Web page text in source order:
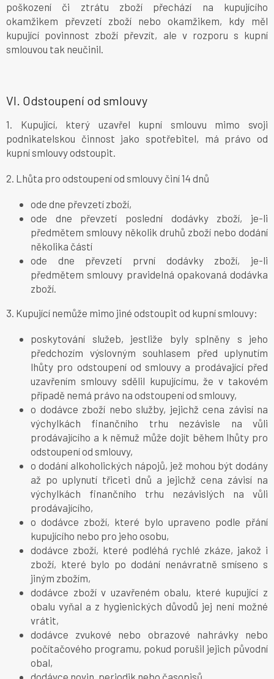
poškození či ztrátu zboží přechází na kupujícího
okamžikem převzetí zboží nebo okamžikem, kdy měl
kupující povinnost zboží převzít, ale v rozporu s kupní
smlouvou tak neučinil.
VI. Odstoupení od smlouvy
1. Kupující, který uzavřel kupní smlouvu mimo svoji
podnikatelskou činnost jako spotřebitel, má právo od
kupní smlouvy odstoupit.
2. Lhůta pro odstoupení od smlouvy činí 14 dnů
ode dne převzetí zboží,
ode dne převzetí poslední dodávky zboží, je-li
předmětem smlouvy několik druhů zboží nebo dodání
několika částí
ode dne převzetí první dodávky zboží, je-li
předmětem smlouvy pravidelná opakovaná dodávka
zboží.
3. Kupující nemůže mimo jiné odstoupit od kupní smlouvy:
poskytování služeb, jestliže byly splněny s jeho
předchozím výslovným souhlasem před uplynutím
lhůty pro odstoupení od smlouvy a prodávající před
uzavřením smlouvy sdělil kupujícímu, že v takovém
případě nemá právo na odstoupení od smlouvy,
o dodávce zboží nebo služby, jejichž cena závisí na
výchylkách finančního trhu nezávisle na vůli
prodávajícího a k němuž může dojít během lhůty pro
odstoupení od smlouvy,
o dodání alkoholických nápojů, jež mohou být dodány
až po uplynutí třiceti dnů a jejichž cena závisí na
výchylkách finančního trhu nezávislých na vůli
prodávajícího,
o dodávce zboží, které bylo upraveno podle přání
kupujícího nebo pro jeho osobu,
dodávce zboží, které podléhá rychlé zkáze, jakož i
zboží, které bylo po dodání nenávratně smíseno s
jiným zbožím,
dodávce zboží v uzavřeném obalu, které kupující z
obalu vyňal a z hygienických důvodů jej není možné
vrátit,
dodávce zvukové nebo obrazové nahrávky nebo
počítačového programu, pokud porušil jejich původní
obal,
dodávce novin, periodik nebo časopisů,